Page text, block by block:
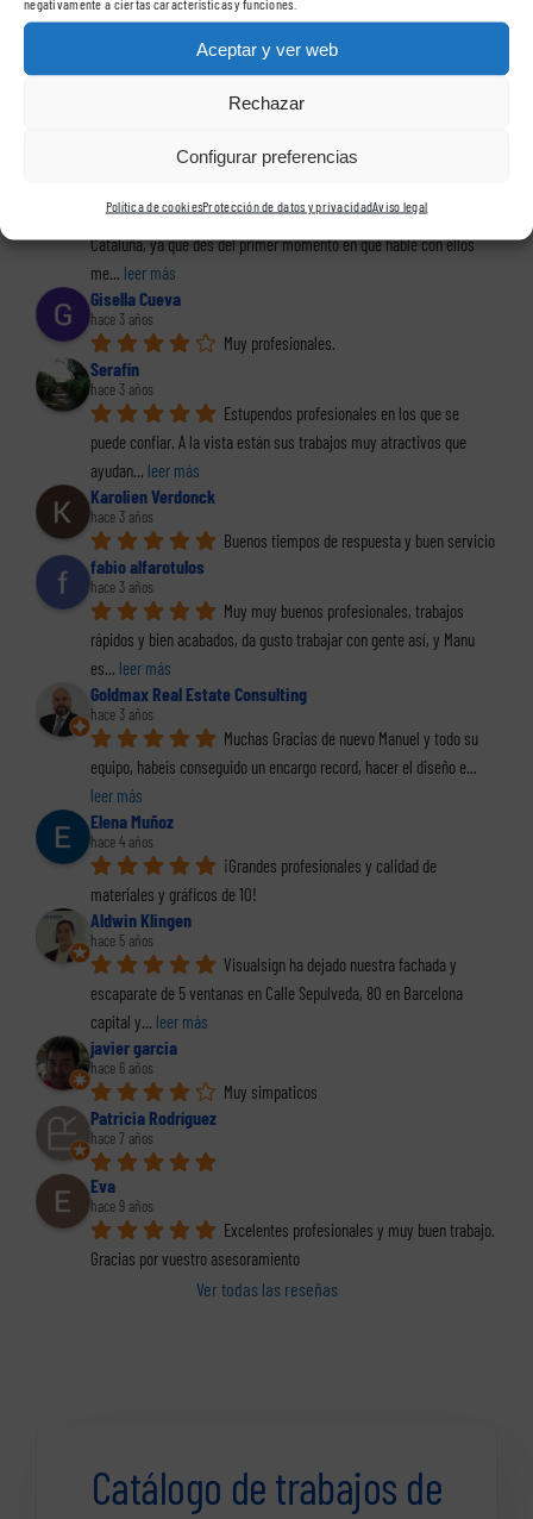
Aceptar y ver web
Rechazar
Configurar preferencias
Política de cookiesProtección de datos y privacidadAviso legal
leer más
Sandra Alzamora López
La mejor empresa en rótulos y vinilos de
Cataluña, ya que des del primer momento en que hablé con ellos
me... leer más
Gisella Cueva
hace 3 años
Muy profesionales.
Serafín
hace 3 años
Estupendos profesionales en los que se
puede confiar. A la vista están sus trabajos muy atractivos que
ayudan... leer más
Karolien Verdonck
hace 3 años
Buenos tiempos de respuesta y buen servicio
fabio alfarotulos
hace 3 años
Muy muy buenos profesionales, trabajos
rápidos y bien acabados, da gusto trabajar con gente así, y Manu
es... leer más
Goldmax Real Estate Consulting
hace 3 años
Muchas Gracias de nuevo Manuel y todo su
equipo, habeis conseguido un encargo record, hacer el diseño e
leer más
Elena Muñoz
hace 4 años
¡Grandes profesionales y calidad de
materiales y gráficos de 10!
Aldwin Klingen
hace 5 años
Visualsign ha dejado nuestra fachada y
escaparate de 5 ventanas en Calle Sepulveda, 80 en Barcelona
capital y... leer más
javier garcia
hace 6 años
Muy simpaticos
Patricia Rodríguez
hace 7 años
Eva
hace 9 años
Excelentes profesionales y muy buen trabajo.
Gracias por vuestro asesoramiento
Ver todas las reseñas
Catálogo de trabajos de